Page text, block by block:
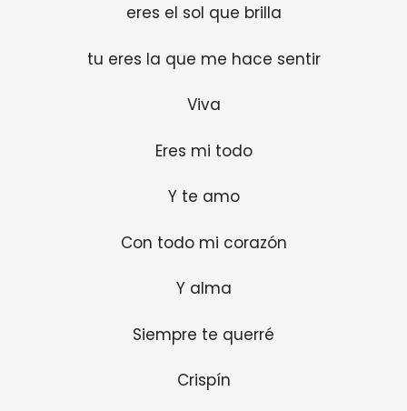
eres el sol que brilla
tu eres la que me hace sentir
Viva
Eres mi todo
Y te amo
Con todo mi corazón
Y alma
Siempre te querré
Crispín